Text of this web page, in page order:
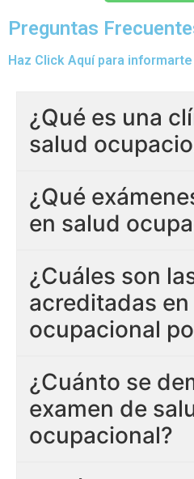
Preguntas
Haz Click Aquí para
¿Qué es una
salud
¿Qué
en salud
¿Cuáles son
acreditadas
ocupacional
¿Cuánto se
examen de
ocupacional?